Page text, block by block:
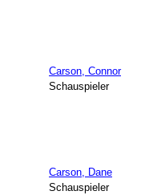
Carson, Connor
Schauspieler
Carson, Dane
Schauspieler